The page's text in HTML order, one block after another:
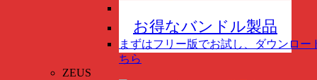
お得なバンドル製品
まずはフリー版でお試し、ダウンロー
ちら
ZEUS